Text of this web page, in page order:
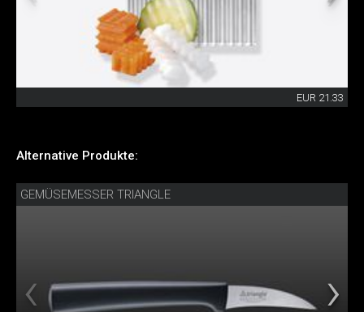
EUR 21.33
Alternative Produkte:
GEMÜSEMESSER TRIANGLE